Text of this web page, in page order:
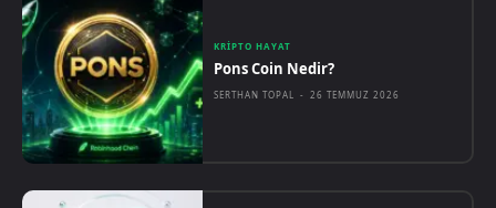
KRIPTO HAYAT
Pons Coin Nedir?
SERTHAN TOPAL - 26 TEMMUZ 2026